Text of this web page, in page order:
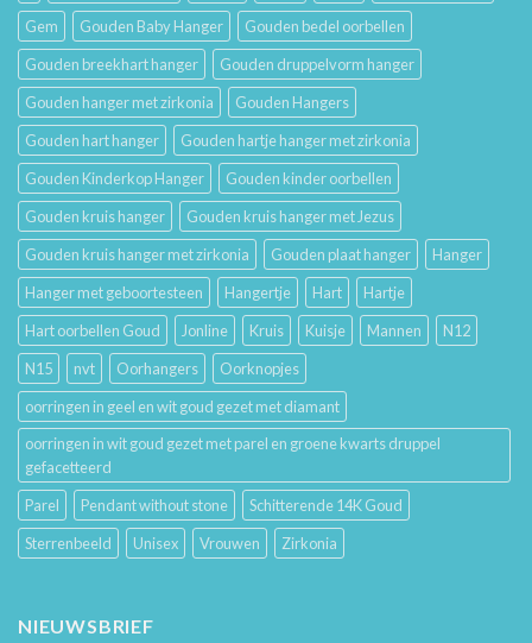
Gem
Gouden Baby Hanger
Gouden bedel oorbellen
Gouden breekhart hanger
Gouden druppelvorm hanger
Gouden hanger met zirkonia
Gouden Hangers
Gouden hart hanger
Gouden hartje hanger met zirkonia
Gouden Kinderkop Hanger
Gouden kinder oorbellen
Gouden kruis hanger
Gouden kruis hanger met Jezus
Gouden kruis hanger met zirkonia
Gouden plaat hanger
Hanger
Hanger met geboortesteen
Hangertje Hart
Hartje
Hart oorbellen Goud
Jonline Kruis Kuisje Mannen
N12
N15
nvt Oorhangers
Oorknopjes
oorringen in geel en wit goud gezet met diamant
oorringen in wit goud gezet met parel en groene kwarts druppel
gefacetteerd
Parel
Pendant without stone
Schitterende 14K Goud
Sterrenbeeld
Unisex Vrouwen Zirkonia
NIEUWSBRIEF